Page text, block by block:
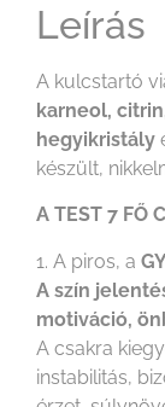
Leírás
A kulcstartó
karneol,
hegyikristály
készült,
A TEST 7 FŐ
1. A piros, a
A szín
motiváció,
A csakra
instabilitás,